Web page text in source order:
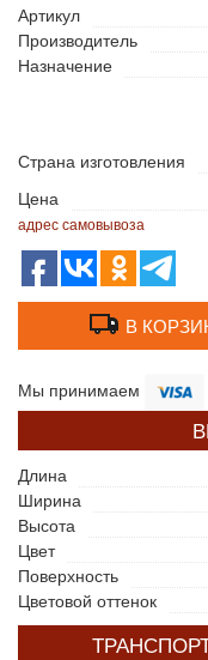
Артикул
Производитель
Назначение
Страна изготовления
Цена
адрес самовывоза
В
Мы принимаем
Длина
Ширина
Высота
Цвет
Поверхность
Цветовой оттенок